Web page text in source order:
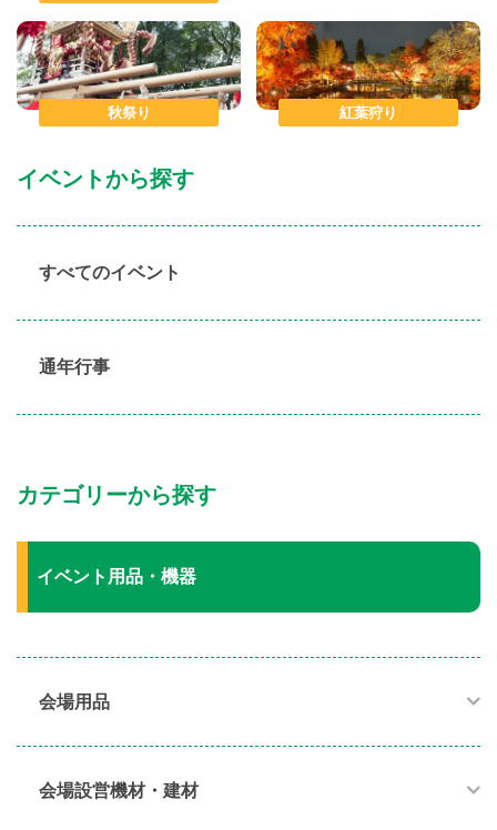
イベントから探す
すべてのイベント
通年行事
カテゴリーから探す
イベント用品・機器
会場用品
会場設営機材・建材
秋祭り 紅葉狩り